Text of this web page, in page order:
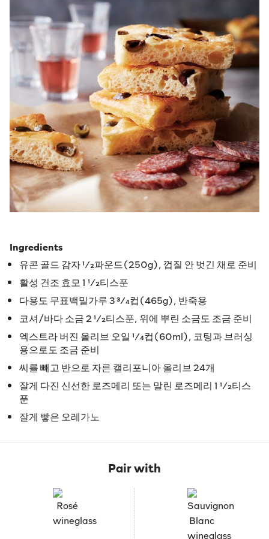
Ingredients
유콘 골드 감자 1⁄2파운드(250g), 껍질 안 벗긴 채로 준비
활성 건조 효모 1 1⁄2티스푼
다용도 무표백밀가루 3 3⁄4컵(465g), 반죽용
코셔/바다 소금 2 1⁄2티스푼, 위에 뿌린 소금도 조금 준비
엑스트라 버진 올리브 오일 1⁄4컵(60ml), 코팅과 브러싱
용으로도 조금 준비
씨를 빼고 반으로 자른 캘리포니아 올리브 24개
잘게 다진 신선한 로즈메리 또는 말린 로즈메리 1 1⁄2티스
푼
잘게 빻은 오레가노
Pair with